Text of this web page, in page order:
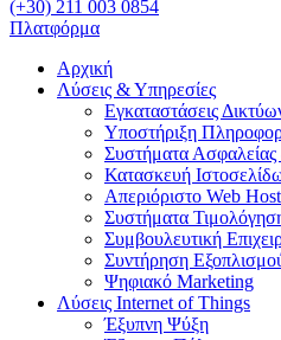
(+30) 211 003 0854
Πλατφόρμα
Αρχική
Λύσεις & Υπηρεσίες
Εγκαταστάσεις
Υποστήριξη
Συστήματα
Κατασκευή
Απεριόριστο Web
Συστήματα
Συμβουλευτική
Συντήρηση
Ψηφιακό Marketing
Λύσεις Internet of Things
Έξυπνη Ψύξη